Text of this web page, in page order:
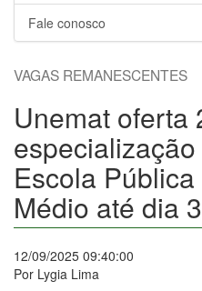
Fale conosco
VAGAS REMANESCENTES
Unemat oferta
Escola
Médio até dia
12/09/2025 09:40:00
Por Lygia Lima